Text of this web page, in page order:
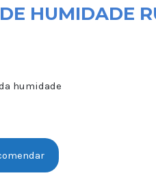
HUMIDADE
humidade